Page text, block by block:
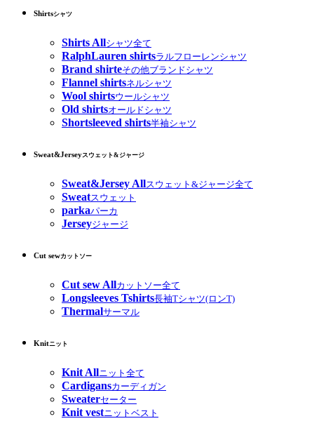
Shirtsシャツ
Shirts Allシャツ全て
RalphLauren shirtsラルフローレンシャツ
Brand shirteその他ブランドシャツ
Flannel shirtsネルシャツ
Wool shirtsウールシャツ
Old shirtsオールドシャツ
Shortsleeved shirts半袖シャツ
Sweat&Jerseyスウェット&ジャージ
Sweat&Jersey Allスウェット&ジャージ全て
Sweatスウェット
parkaパーカ
Jerseyジャージ
Cut sewカットソー
Cut sew Allカットソー全て
Longsleeves Tshirts長袖Tシャツ(ロンT)
Thermalサーマル
Knitニット
Knit Allニット全て
Cardigansカーディガン
Sweaterセーター
Knit vestニットベスト